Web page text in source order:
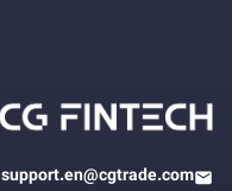
support.en@cgtrade.com